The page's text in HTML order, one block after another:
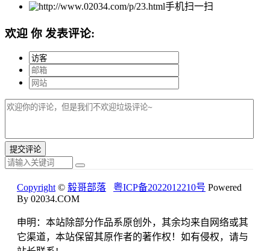
手机扫一扫
欢迎 你 发表评论:
Copyright© 毅哥部落 粤ICP备2022012210号 Powered
By 02034.COM
申明：本站除部分作品系原创外，其余均来自网络或其
它渠道，本站保留其原作者的著作权！如有侵权，请与